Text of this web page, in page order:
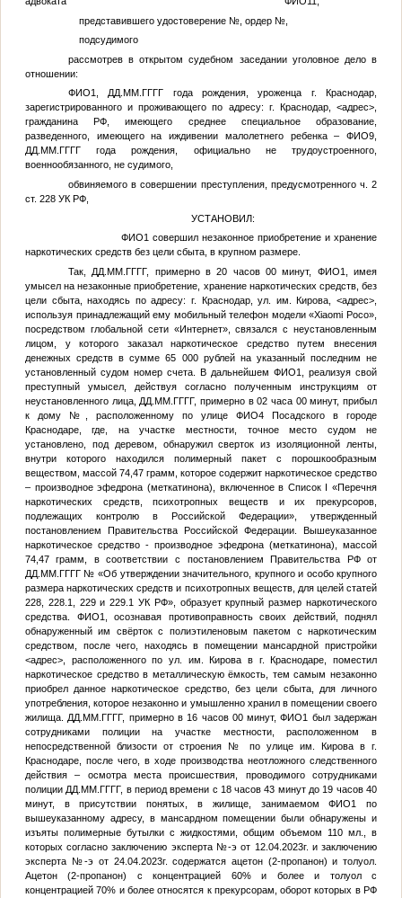
представившего удостоверение №, ордер №,
подсудимого
рассмотрев в открытом судебном заседании уголовное дело в
отношении:
ФИО1
ДД.ММ.ГГГГ года рождения, уроженца г. Краснодар,
зарегистрированного и проживающего по адресу: г. Краснодар,<адрес>
гражданина РФ, имеющего среднее специальное образование,
разведенного, имеющего на иждивении малолетнего ребенка –ФИО9
ДД.ММ.ГГГГгода рождения, официально не трудоустроенного,
военнообязанного, не судимого,
обвиняемого в совершении преступления, предусмотренного ч. 2
ст. 228 УК РФ,
УСТАНОВИЛ:
ФИО1 совершил незаконное приобретение и хранение
наркотических средств без цели сбыта, в крупном размере.
Так, ДД.ММ.ГГГГ, примерно в 20 часов 00 минут, ФИО1
, имея
умысел на незаконные приобретение, хранение наркотических средств, без
цели сбыта, находясь по адресу: г. Краснодар, ул. им. Кирова,<адрес>
используя принадлежащий ему мобильный телефон модели «Xiaomi Poco»,
посредством глобальной сети «Интернет», связался с неустановленным
лицом, у которого заказал наркотическое средство путем внесения
денежных средств в сумме 65 000 рублей на указанный последним не
установленный судом номер счета. В дальнейшемФИО1
, реализуя свой
преступный умысел, действуя согласно полученным инструкциям от
неустановленного лица, ДД.ММ.ГГГГ, примерно в 02 часа 00 минут, прибыл
к дому № , расположенному по улицеФИО4 Посадского в городе
Краснодаре, где, на участке местности, точное место судом не
установлено, под деревом, обнаружил сверток из изоляционной ленты,
внутри которого находился полимерный пакет с порошкообразным
веществом, массой 74,47 грамм, которое содержит наркотическое средство
– производное эфедрона (меткатинона), включенное в Список I «Перечня
наркотических средств, психотропных веществ и их прекурсоров,
подлежащих контролю в Российской Федерации», утвержденный
постановлением Правительства Российской Федерации. Вышеуказанное
наркотическое средство - производное эфедрона (меткатинона), массой
74,47 грамм, в соответствии с постановлением Правительства РФ от
ДД.ММ.ГГГГ № «Об утверждении значительного, крупного и особо крупного
размера наркотических средств и психотропных веществ, для целей статей
228, 228.1, 229 и 229.1 УК РФ», образует крупный размер наркотического
средства. ФИО1
, осознавая противоправность своих действий, поднял
обнаруженный им свёрток с полиэтиленовым пакетом с наркотическим
средством, после чего, находясь в помещении мансардной пристройки
<адрес>, расположенного по ул. им. Кирова в г. Краснодаре, поместил
наркотическое средство в металлическую ёмкость, тем самым незаконно
приобрел данное наркотическое средство, без цели сбыта, для личного
употребления, которое незаконно и умышленно хранил в помещении своего
жилища. ДД.ММ.ГГГГ, примерно в 16 часов 00 минут,ФИО1 был задержан
сотрудниками полиции на участке местности, расположенном в
непосредственной близости от строения №
по улице им. Кирова в г.
Краснодаре, после чего, в ходе производства неотложного следственного
действия – осмотра места происшествия, проводимого сотрудниками
полиции ДД.ММ.ГГГГ, в период времени с 18 часов 43 минут до 19 часов 40
минут, в присутствии понятых, в жилище, занимаемомФИО1
по
вышеуказанному адресу, в мансардном помещении были обнаружены и
изъяты полимерные бутылки с жидкостями, общим объемом 110 мл., в
которых согласно заключению эксперта №-э от 12.04.2023г. и заключению
эксперта №-э от 24.04.2023г. содержатся ацетон (2-пропанон) и толуол.
Ацетон (2-пропанон) с концентрацией 60% и более и толуол с
концентрацией 70% и более относятся к прекурсорам, оборот которых в РФ